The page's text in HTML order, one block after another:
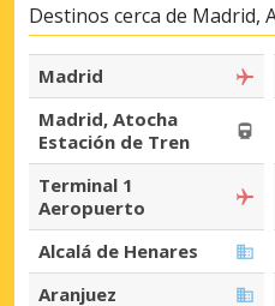
Destinos cerca de Madrid,
Madrid
Madrid, Atocha
Estación de Tren
Terminal 1
Aeropuerto
Alcalá de Henares
Aranjuez